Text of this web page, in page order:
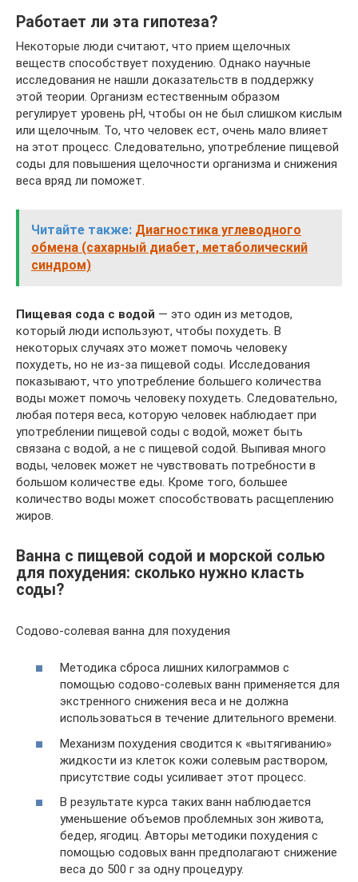
Работает ли эта гипотеза?
Некоторые люди считают, что прием щелочных
веществ способствует похудению. Однако научные
исследования не нашли доказательств в поддержку
этой теории. Организм естественным образом
регулирует уровень pH, чтобы он не был слишком кислым
или щелочным. То, что человек ест, очень мало влияет
на этот процесс. Следовательно, употребление пищевой
соды для повышения щелочности организма и снижения
веса вряд ли поможет.
Читайте также: Диагностика углеводного
обмена (сахарный диабет, метаболический
синдром)
Пищевая сода с водой — это один из методов,
который люди используют, чтобы похудеть. В
некоторых случаях это может помочь человеку
похудеть, но не из-за пищевой соды. Исследования
показывают, что употребление большего количества
воды может помочь человеку похудеть. Следовательно,
любая потеря веса, которую человек наблюдает при
употреблении пищевой соды с водой, может быть
связана с водой, а не с пищевой содой. Выпивая много
воды, человек может не чувствовать потребности в
большом количестве еды. Кроме того, большее
количество воды может способствовать расщеплению
жиров.
Ванна с пищевой содой и морской солью
для похудения: сколько нужно класть
соды?
Содово-солевая ванна для похудения
Методика сброса лишних килограммов с
помощью содово-солевых ванн применяется для
экстренного снижения веса и не должна
использоваться в течение длительного времени.
Механизм похудения сводится к «вытягиванию»
жидкости из клеток кожи солевым раствором,
присутствие соды усиливает этот процесс.
В результате курса таких ванн наблюдается
уменьшение объемов проблемных зон живота,
бедер, ягодиц. Авторы методики похудения с
помощью содовых ванн предполагают снижение
веса до 500 г за одну процедуру.